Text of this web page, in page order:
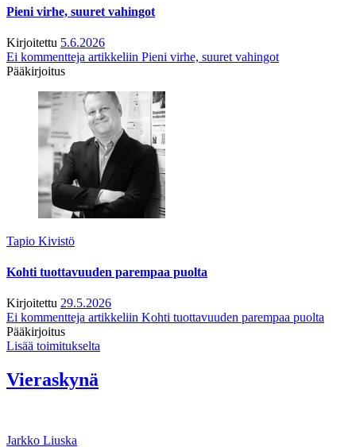
Pieni virhe, suuret vahingot
Kirjoitettu 5.6.2026
Ei kommentteja artikkeliin Pieni virhe, suuret vahingot
Pääkirjoitus
Tapio Kivistö
Kohti tuottavuuden parempaa puolta
Kirjoitettu 29.5.2026
Ei kommentteja artikkeliin Kohti tuottavuuden parempaa puolta
Pääkirjoitus
Lisää toimitukselta
Vieraskynä
Jarkko Liuska